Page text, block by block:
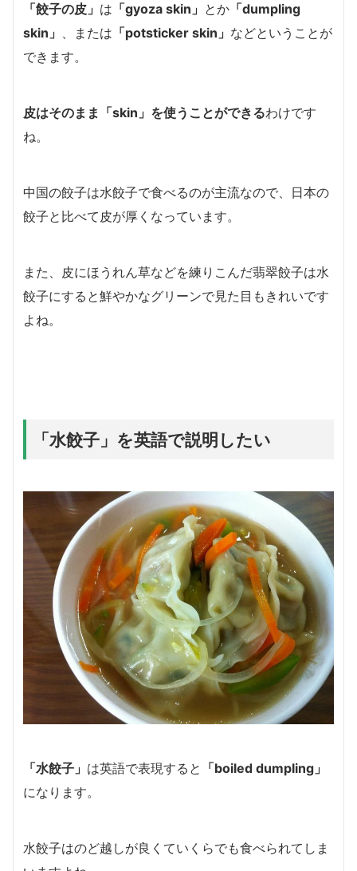
「餃子の皮」 は 「gyoza skin」 とか 「dumpling
skin」 、または 「potsticker skin」 などということが
できます。
皮はそのまま「skin」を使うことができるわけです
ね。
中国の餃子は水餃子で食べるのが主流なので、日本の
餃子と比べて皮が厚くなっています。
また、皮にほうれん草などを練りこんだ翡翠餃子は水
餃子にすると鮮やかなグリーンで見た目もきれいです
よね。
「水餃子」を英語で説明したい
「水餃子」 は英語で表現すると 「boiled dumpling」
になります。
水餃子はのど越しが良くていくらでも食べられてしま